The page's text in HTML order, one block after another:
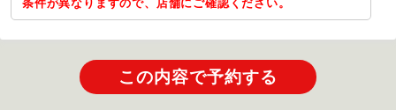
条件が異なりますので、店舗にご確認ください。
この内容で予約する